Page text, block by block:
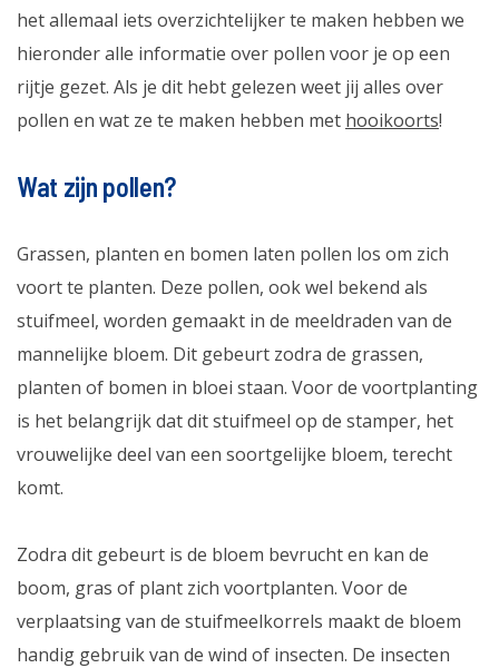
het allemaal iets overzichtelijker te maken hebben we
hieronder alle informatie over pollen voor je op een
rijtje gezet. Als je dit hebt gelezen weet jij alles over
pollen en wat ze te maken hebben met hooikoorts!
Wat zijn pollen?
Grassen, planten en bomen laten pollen los om zich
voort te planten. Deze pollen, ook wel bekend als
stuifmeel, worden gemaakt in de meeldraden van de
mannelijke bloem. Dit gebeurt zodra de grassen,
planten of bomen in bloei staan. Voor de voortplanting
is het belangrijk dat dit stuifmeel op de stamper, het
vrouwelijke deel van een soortgelijke bloem, terecht
komt.
Zodra dit gebeurt is de bloem bevrucht en kan de
boom, gras of plant zich voortplanten. Voor de
verplaatsing van de stuifmeelkorrels maakt de bloem
handig gebruik van de wind of insecten. De insecten